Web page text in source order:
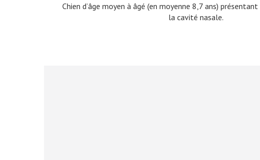
Chien d’âge moyen à âgé (en moyenne 8,7 ans)
la cavité nasale.